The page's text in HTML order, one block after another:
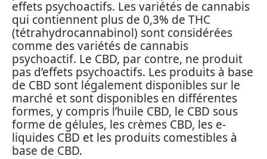
effets psychoactifs. Les variétés de cannabis
qui contiennent plus de 0,3% de THC
(tétrahydrocannabinol) sont considérées
comme des variétés de cannabis
psychoactif. Le CBD, par contre, ne produit
pas d’effets psychoactifs. Les produits à base
de CBD sont légalement disponibles sur le
marché et sont disponibles en différentes
formes, y compris l’huile CBD, le CBD sous
forme de gélules, les crèmes CBD, les e-
liquides CBD et les produits comestibles à
base de CBD.